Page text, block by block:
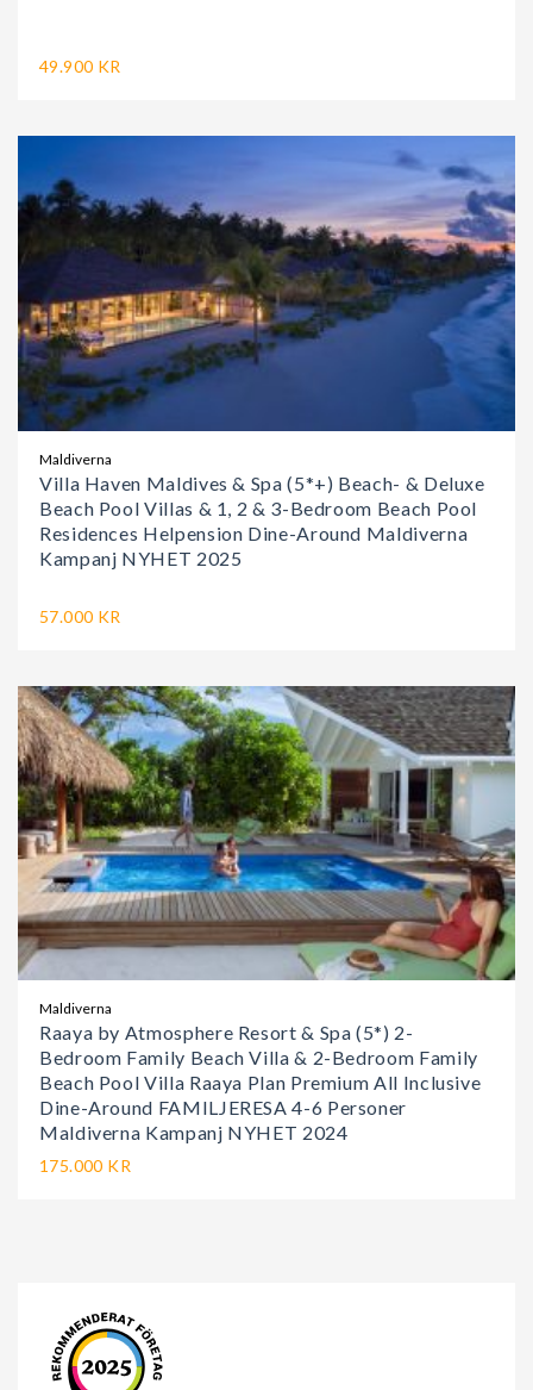
49.900 KR
Maldiverna
Villa Haven Maldives & Spa (5*+) Beach- & Deluxe
Beach Pool Villas & 1, 2 & 3-Bedroom Beach Pool
Residences Helpension Dine-Around Maldiverna
Kampanj NYHET 2025
57.000 KR
Maldiverna
Raaya by Atmosphere Resort & Spa (5*) 2-
Bedroom Family Beach Villa & 2-Bedroom Family
Beach Pool Villa Raaya Plan Premium All Inclusive
Dine-Around FAMILJERESA 4-6 Personer
Maldiverna Kampanj NYHET 2024
175.000 KR